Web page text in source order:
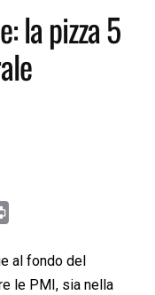
la pizza 5
n
al fondo del
le PMI, sia nella